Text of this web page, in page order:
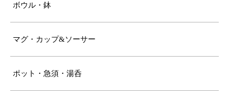
ボウル・鉢
マグ・カップ&ソーサー
ポット・急須・湯呑